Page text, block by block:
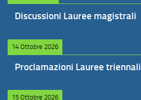
Discussioni Lauree magistrali
14 Ottobre 2026
Proclamazioni Lauree triennali
15 Ottobre 2026